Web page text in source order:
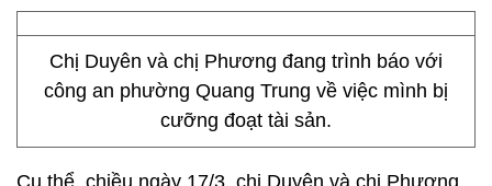
Chị Duyên và chị Phương đang trình báo với
công an phường Quang Trung về việc mình bị
cưỡng đoạt tài sản.
Cụ thể, chiều ngày 17/3, chị Duyên và chị Phương